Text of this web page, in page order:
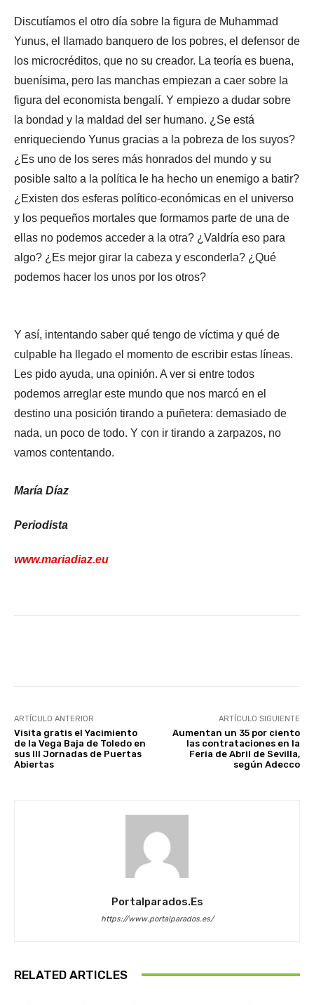
Discutíamos el otro día sobre la figura de Muhammad
Yunus, el llamado banquero de los pobres, el defensor de
los microcréditos, que no su creador. La teoría es buena,
buenísima, pero las manchas empiezan a caer sobre la
figura del economista bengalí. Y empiezo a dudar sobre
la bondad y la maldad del ser humano. ¿Se está
enriqueciendo Yunus gracias a la pobreza de los suyos?
¿Es uno de los seres más honrados del mundo y su
posible salto a la política le ha hecho un enemigo a batir?
¿Existen dos esferas político-económicas en el universo
y los pequeños mortales que formamos parte de una de
ellas no podemos acceder a la otra? ¿Valdría eso para
algo? ¿Es mejor girar la cabeza y esconderla? ¿Qué
podemos hacer los unos por los otros?
Y así, intentando saber qué tengo de víctima y qué de
culpable ha llegado el momento de escribir estas líneas.
Les pido ayuda, una opinión. A ver si entre todos
podemos arreglar este mundo que nos marcó en el
destino una posición tirando a puñetera: demasiado de
nada, un poco de todo. Y con ir tirando a zarpazos, no
vamos contentando.
María Díaz
Periodista
www.mariadiaz.eu
ARTÍCULO ANTERIOR
Visita gratis el Yacimiento
de la Vega Baja de Toledo en
sus III Jornadas de Puertas
Abiertas
ARTÍCULO SIGUIENTE
Aumentan un 35 por ciento
las contrataciones en la
Feria de Abril de Sevilla,
según Adecco
Portalparados.es
https://www.portalparados.es/
RELATED ARTICLES